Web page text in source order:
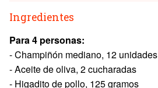
Ingredientes
Para 4 personas:
- Champiñón mediano, 12 unidades
- Aceite de oliva, 2 cucharadas
- Higadito de pollo, 125 gramos